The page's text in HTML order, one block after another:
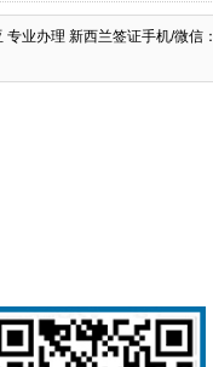
业办理 新西兰签证手机/微信：